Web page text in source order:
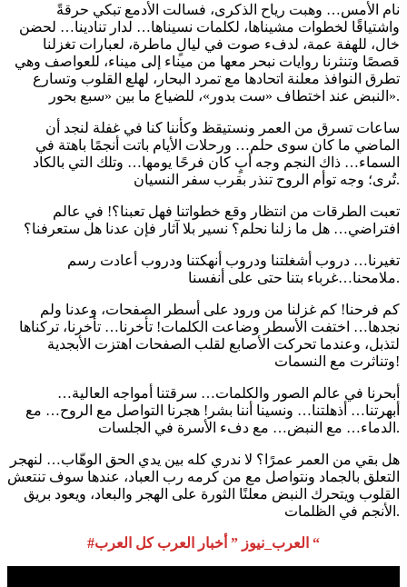
نام الأمس… وهبت رياح الذكرى، فسالت الأدمع تبكي حرقةً
واشتياقًا لخطوات مشيناها، لكلمات نسيناها… لدار تنادينا… لحضن
خال، للهفة عمة، لدفء صوت في ليالٍ ماطرة، لعبارات تغزلنا
قصصًا وتنثرنا روايات نبحر معها من ميناء إلى ميناء، للعواصف وهي
تطرق النوافذ معلنة اتحادها مع تمرد البحار، لهلع القلوب وتسارع
النبض عند اختطاف «ست بدور»، للضياع ما بين «سبع بحور».
ساعات تسرق من العمر ونستيقظ وكأننا كنا في غفلة لنجد أن
الماضي ما كان سوى حلم… ورحلات الأيام باتت أنجمًا باهتة في
السماء… ذاك النجم وجه أبٍ كان فرحًا يومها… وتلك التي بالكاد
تُرى؛ وجه توأم الروح تنذر بقرب سفر النسيان.
تعبت الطرقات من انتظار وقع خطواتنا فهل تعبنا؟! في عالم
افتراضي… هل ما زلنا نحلم؟ نسير بلا آثار فإن عدنا هل ستعرفنا؟
تغيرنا… دروب أشغلتنا ودروب أنهكتنا ودروب أعادت رسم
ملامحنا…غرباء بتنا حتى على أنفسنا.
كم فرحنا! كم غزلنا من ورود على أسطر الصفحات، وعدنا ولم
نجدها… اختفت الأسطر وضاعت الكلمات! تأخرنا… تأخرنا، تركناها
لتذبل، وعندما تحركت الأصابع لقلب الصفحات اهتزت الأبجدية
وتناثرت مع النسمات!
أبحرنا في عالم الصور والكلمات… سرقتنا أمواجه العالية…
أبهرتنا… أذهلتنا… ونسينا أننا بشر! هجرنا التواصل مع الروح… مع
الدماء… مع النبض… مع دفء الأسرة في الجلسات.
هل بقي من العمر عمرًا؟ لا ندري كله بين يدي الحق الوهّاب… لنهجر
التعلق بالجماد ونتواصل مع من كرمه رب العباد، عندها سوف تنتعش
القلوب ويتحرك النبض معلنًا الثورة على الهجر والبعاد، ويعود بريق
الأنجم في الظلمات.
#العرب_نيوز ” أخبار العرب كل العرب “